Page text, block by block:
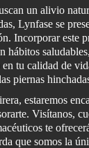
un alivio
Lynfase se
Incorporar este
hábitos
tu calidad de
piernas
estaremos
Visítanos,
te
que somos la